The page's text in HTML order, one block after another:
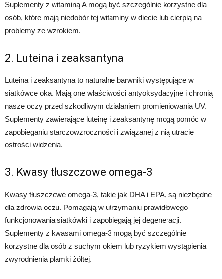
Suplementy z witaminą A mogą być szczególnie korzystne dla
osób, które mają niedobór tej witaminy w diecie lub cierpią na
problemy ze wzrokiem.
2. Luteina i zeaksantyna
Luteina i zeaksantyna to naturalne barwniki występujące w
siatkówce oka. Mają one właściwości antyoksydacyjne i chronią
nasze oczy przed szkodliwym działaniem promieniowania UV.
Suplementy zawierające luteinę i zeaksantynę mogą pomóc w
zapobieganiu starczowzroczności i związanej z nią utracie
ostrości widzenia.
3. Kwasy tłuszczowe omega-3
Kwasy tłuszczowe omega-3, takie jak DHA i EPA, są niezbędne
dla zdrowia oczu. Pomagają w utrzymaniu prawidłowego
funkcjonowania siatkówki i zapobiegają jej degeneracji.
Suplementy z kwasami omega-3 mogą być szczególnie
korzystne dla osób z suchym okiem lub ryzykiem wystąpienia
zwyrodnienia plamki żółtej.